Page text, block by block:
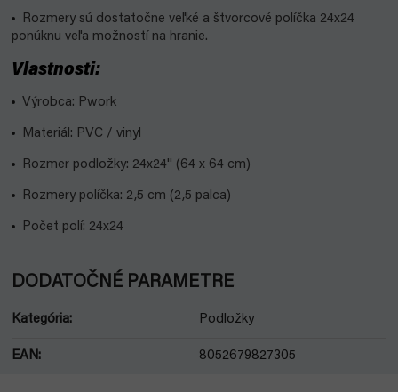
Rozmery sú dostatočne veľké a štvorcové políčka 24x24
ponúknu veľa možností na hranie.
Vlastnosti:
Výrobca: Pwork
Materiál: PVC / vinyl
Rozmer podložky: 24x24'' (64 x 64 cm)
Rozmery políčka: 2,5 cm (2,5 palca)
Počet polí: 24x24
DODATOČNÉ PARAMETRE
Kategória: Podložky
EAN: 8052679827305